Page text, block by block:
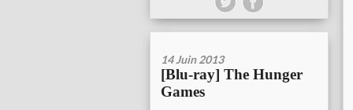
14 Juin 2013
[Blu-ray] The Hunger
Games